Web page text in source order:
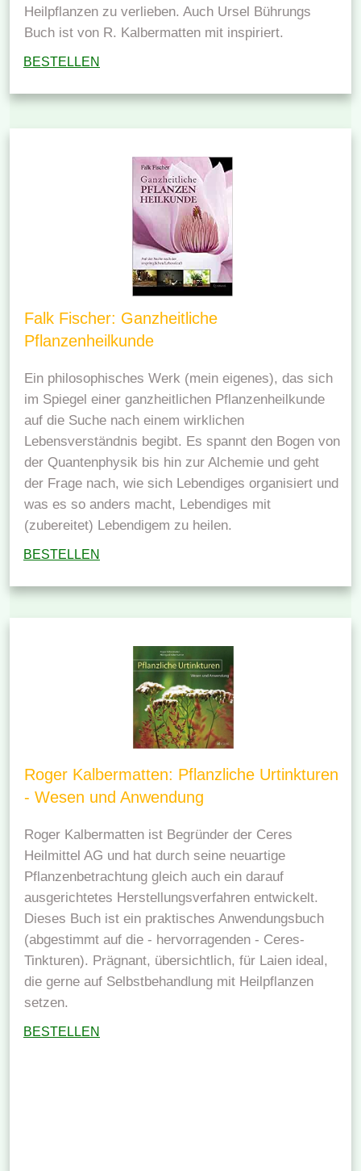
Heilpflanzen zu verlieben. Auch Ursel Bührungs
Buch ist von R. Kalbermatten mit inspiriert.
BESTELLEN
Falk Fischer: Ganzheitliche
Pflanzenheilkunde
Ein philosophisches Werk (mein eigenes), das sich
im Spiegel einer ganzheitlichen Pflanzenheilkunde
auf die Suche nach einem wirklichen
Lebensverständnis begibt. Es spannt den Bogen von
der Quantenphysik bis hin zur Alchemie und geht
der Frage nach, wie sich Lebendiges organisiert und
was es so anders macht, Lebendiges mit
(zubereitet) Lebendigem zu heilen.
BESTELLEN
Roger Kalbermatten: Pflanzliche Urtinkturen
- Wesen und Anwendung
Roger Kalbermatten ist Begründer der Ceres
Heilmittel AG und hat durch seine neuartige
Pflanzenbetrachtung gleich auch ein darauf
ausgerichtetes Herstellungsverfahren entwickelt.
Dieses Buch ist ein praktisches Anwendungsbuch
(abgestimmt auf die - hervorragenden - Ceres-
Tinkturen). Prägnant, übersichtlich, für Laien ideal,
die gerne auf Selbstbehandlung mit Heilpflanzen
setzen.
BESTELLEN